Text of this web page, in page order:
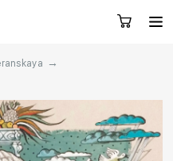
留下您的微信号，我们会联系您
→